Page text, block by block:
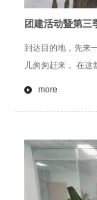
团建活动暨第三
创佳绩
到达目的地，先来一张美美
儿匆匆赶来， 在这舒适宜人的季节里， 我们相约齐聚阳澄湖边。 上一
more